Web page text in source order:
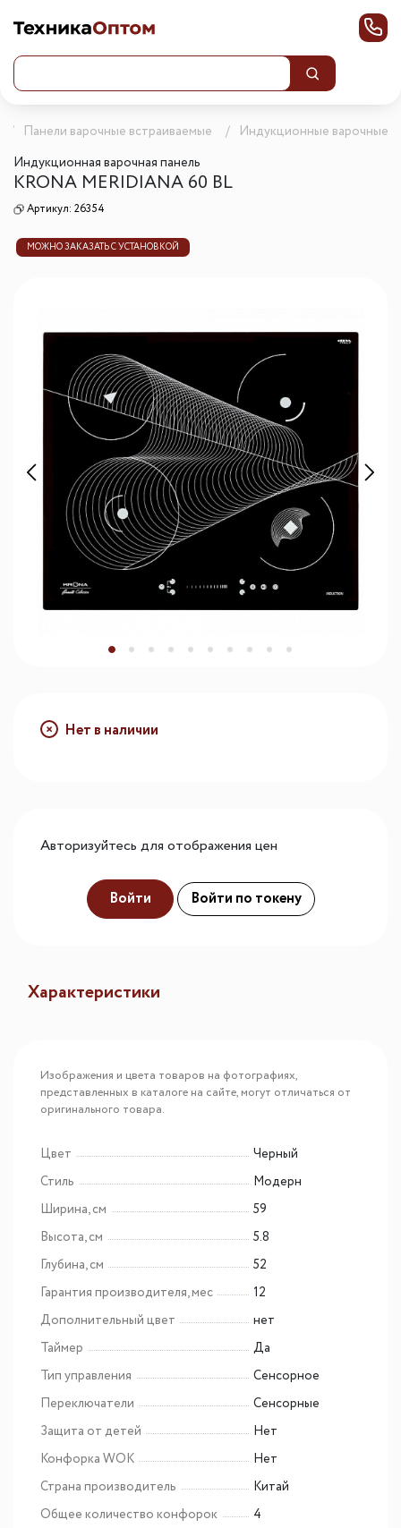
Панели варочные встраиваемые
Индукционные варочные
Индукционная варочная панель
KRONA MERIDIANA 60 BL
Артикул: 26354
МОЖНО ЗАКАЗАТЬ С УСТАНОВКОЙ
Нет в наличии
Авторизуйтесь для отображения цен
Войти Войти по токену
Характеристики
Изображения и цвета товаров на фотографиях,
представленных в каталоге на сайте, могут отличаться от
оригинального товара.
Цвет
Черный
Стиль
Модерн
Ширина, см
59
Высота, см
5.8
Глубина, см
52
Гарантия производителя, мес
12
Дополнительный цвет
нет
Таймер
Да
Тип управления
Сенсорное
Переключатели
Сенсорные
Защита от детей
Нет
Конфорка WOK
Нет
Страна производитель
Китай
Общее количество конфорок
4